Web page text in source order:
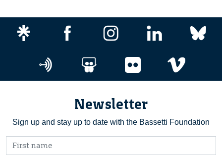
Newsletter
Sign up and stay up to date with the Bassetti Foundation